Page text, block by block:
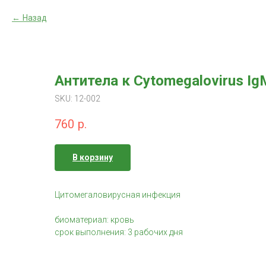
Назад
Антитела к Cytomegalovirus
SKU: 12-002
760 р.
В корзину
Цитомегаловирусная инфекция
биоматериал: кровь
срок выполнения: 3 рабочих дня